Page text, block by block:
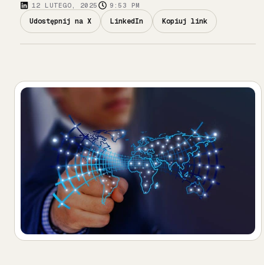
12 LUTEGO, 2025 9:53 PM
Udostępnij na X LinkedIn Kopiuj link